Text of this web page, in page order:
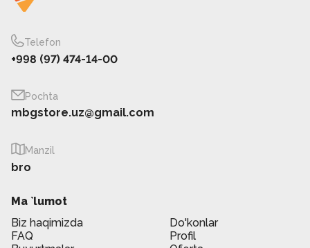
Telefon
+998 (97) 474-14-00
Pochta
mbgstore.uz@gmail.com
Manzil
bro
Ma `lumot
Biz haqimizda
Do'konlar
FAQ
Profil